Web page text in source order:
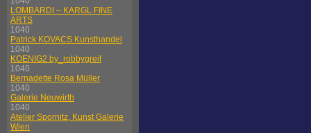
LOMBARDI – KARGL FINE
ARTS
1040
Patrick KOVACS Kunsthandel
1040
KOENIG2 by_robbygreif
1040
Bernadette Rosa Müller
1040
Galerie Neuwirth
1040
Atelier Spornitz, Kunst Galerie
Wien